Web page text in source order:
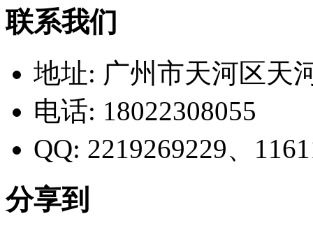
联系我们
地址: 广州市天河区天
电话: 18022308055
QQ: 2219269229、
分享到